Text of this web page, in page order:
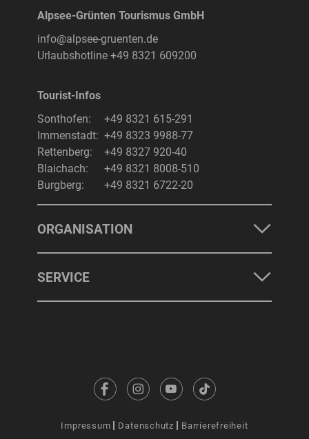
Alpsee-Grünten Tourismus GmbH
info@alpsee-gruenten.de
Urlaubshotline +49 8321 609200
Tourist-Infos
Sonthofen:
+49 8321 615-291
Immenstadt: +49 8323 9988-77
Rettenberg:
+49 8327 920-40
Blaichach:
+49 8321 8008-510
Burgberg:
+49 8321 6722-20
ORGANISATION
SERVICE
Impressum Datenschutz Barrierefreiheit